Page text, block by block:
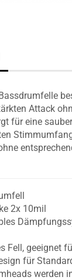
Attack
für eine
2x 10mil
Fell, geeignet
für
werden